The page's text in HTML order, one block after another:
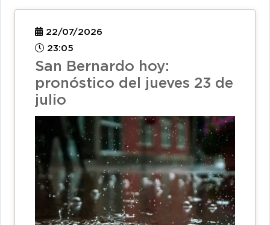
22/07/2026
23:05
San Bernardo hoy:
pronóstico del jueves 23 de
julio